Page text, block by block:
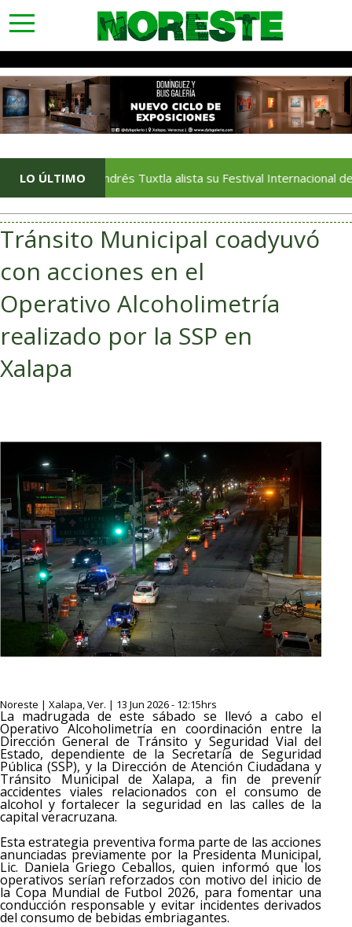
toggle
navigation
LO ÚLTIMO
San Andrés Tuxtla alista su Festival Internacional de Globos
Tránsito Municipal coadyuvó
con acciones en el
Operativo Alcoholimetría
realizado por la SSP en
Xalapa
Noreste | Xalapa, Ver. | 13 Jun 2026 - 12:15hrs
La madrugada de este sábado se llevó a cabo el
Operativo Alcoholimetría en coordinación entre la
Dirección General de Tránsito y Seguridad Vial del
Estado, dependiente de la Secretaría de Seguridad
Pública (SSP), y la Dirección de Atención Ciudadana y
Tránsito Municipal de Xalapa, a fin de prevenir
accidentes viales relacionados con el consumo de
alcohol y fortalecer la seguridad en las calles de la
capital veracruzana.
Esta estrategia preventiva forma parte de las acciones
anunciadas previamente por la Presidenta Municipal,
Lic. Daniela Griego Ceballos, quien informó que los
operativos serían reforzados con motivo del inicio de
la Copa Mundial de Futbol 2026, para fomentar una
conducción responsable y evitar incidentes derivados
del consumo de bebidas embriagantes.